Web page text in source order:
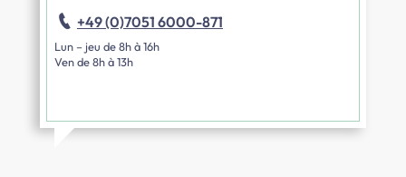
+49 (0)7051 6000-871
Lun – jeu de 8h à 16h
Ven de 8h à 13h